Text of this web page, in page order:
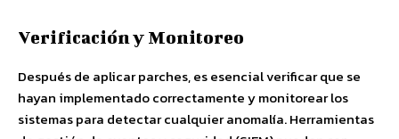
Verificación y Monitoreo
Después de aplicar parches, es esencial verificar que se
hayan implementado correctamente y monitorear los
sistemas para detectar cualquier anomalía. Herramientas